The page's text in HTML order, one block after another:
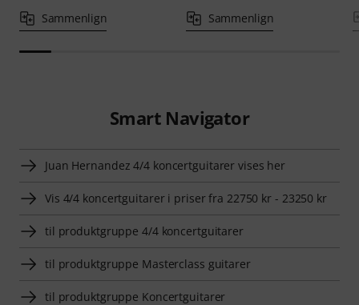
Sammenlign Sammenlign
Smart Navigator
Juan Hernandez 4/4 koncertguitarer vises her
Vis 4/4 koncertguitarer i priser fra 22750 kr - 23250 kr
til produktgruppe 4/4 koncertguitarer
til produktgruppe Masterclass guitarer
til produktgruppe Koncertguitarer